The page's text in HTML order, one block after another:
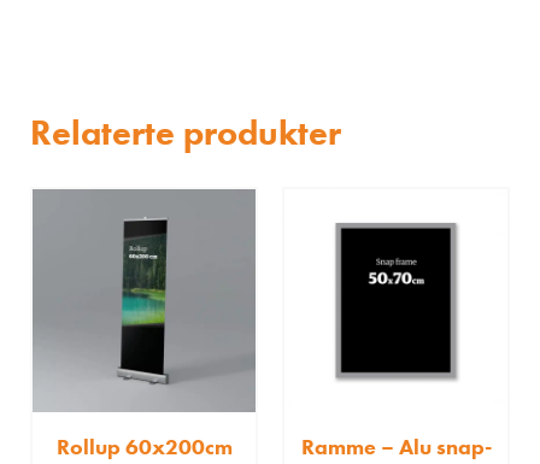
Relaterte produkter
Rollup 60x200cm
Ramme – Alu snap-